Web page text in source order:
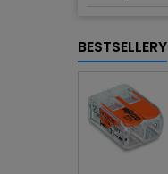
BESTSELLERY